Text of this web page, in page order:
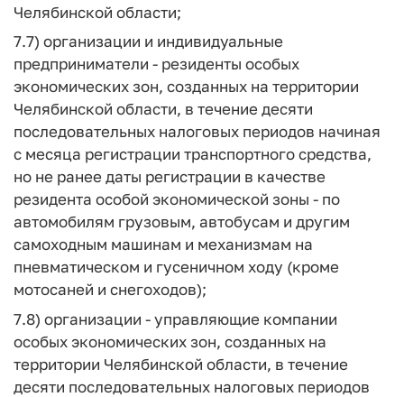
Челябинской области;
7.7) организации и индивидуальные
предприниматели - резиденты особых
экономических зон, созданных на территории
Челябинской области, в течение десяти
последовательных налоговых периодов начиная
с месяца регистрации транспортного средства,
но не ранее даты регистрации в качестве
резидента особой экономической зоны - по
автомобилям грузовым, автобусам и другим
самоходным машинам и механизмам на
пневматическом и гусеничном ходу (кроме
мотосаней и снегоходов);
7.8) организации - управляющие компании
особых экономических зон, созданных на
территории Челябинской области, в течение
десяти последовательных налоговых периодов